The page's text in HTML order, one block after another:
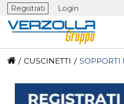
Registrati Login
/ CUSCINETTI / SOPPORTI